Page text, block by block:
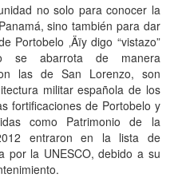
no solo para conocer la
sino también para dar
Portobelo ‚Äïy digo “vistazo”
se abarrota de manera
las de San Lorenzo, son
militar española de los
fortificaciones de Portobelo y
como Patrimonio de la
entraron en la lista de
por la UNESCO, debido a su